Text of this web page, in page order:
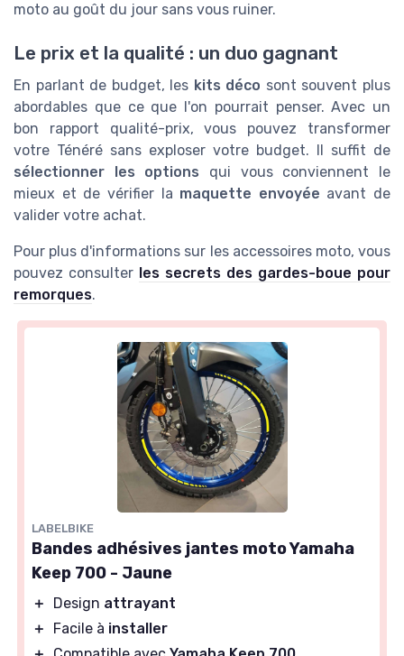
moto au goût du jour sans vous ruiner.
Le prix et la qualité : un duo gagnant
En parlant de budget, les kits déco sont souvent plus
abordables que ce que l'on pourrait penser. Avec un
bon rapport qualité-prix, vous pouvez transformer
votre Ténéré sans exploser votre budget. Il suffit de
sélectionner les options qui vous conviennent le
mieux et de vérifier la maquette envoyée avant de
valider votre achat.
Pour plus d'informations sur les accessoires moto, vous
pouvez consulter les secrets des gardes-boue pour
remorques.
LABELBIKE
Bandes adhésives jantes moto Yamaha
Keep 700 - Jaune
＋ Design attrayant
＋
Facile à installer